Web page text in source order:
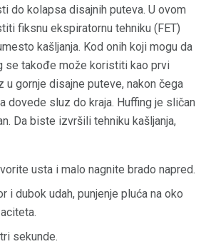
do kolapsa disajnih puteva. U ovom
fiksnu ekspiratornu tehniku ​​(FET)
kašljanja. Kod onih koji mogu da
se takođe može koristiti kao prvi
u gornje disajne puteve, nakon čega
dovede sluz do kraja. Huffing je sličan
Da biste izvršili tehniku ​​kašljanja,
usta i malo nagnite brado napred.
i dubok udah, punjenje pluća na oko
sekunde.